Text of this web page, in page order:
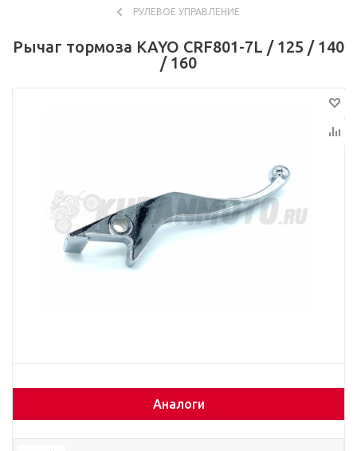
РУЛЕВОЕ УПРАВЛЕНИЕ
Рычаг тормоза KAYO CRF801-7L / 125 / 140
/ 160
Аналоги